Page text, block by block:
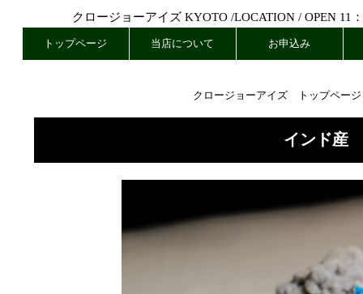
クロージョーアイズ KYOTO /LOCATION / OPEN 11
トップページ 当店について お申込み
クロージョーアイズ トップページ
インド産